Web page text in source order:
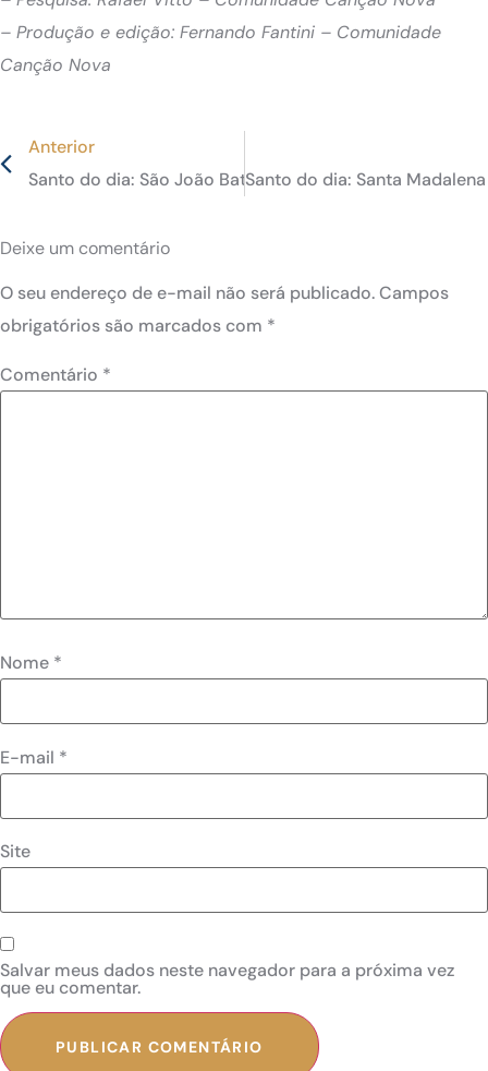
– Produção e edição: Fernando Fantini – Comunidade
Canção Nova
Anterior
Santo do dia: São João Batista de La Salle, patrono
Santo do dia: Santa
Deixe um comentário
O seu endereço de e-mail não será publicado.Campos
obrigatórios são marcados com *
Comentário *
Nome *
E-mail *
Site
Salvar meus dados neste navegador para a próxima vez
que eu comentar.